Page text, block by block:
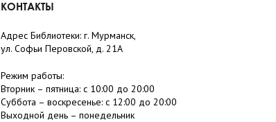
КОНТАКТЫ
Адрес Библиотеки: г. Мурманск,
ул. Софьи Перовской, д. 21А
Режим работы:
Вторник – пятница: с 10:00 до 20:00
Суббота – воскресенье: c 12:00 до 20:00
Выходной день – понедельник